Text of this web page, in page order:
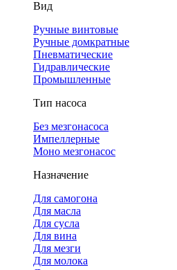
Вид
Ручные винтовые
Ручные домкратные
Пневматические
Гидравлические
Промышленные
Тип насоса
Без мезгонасоса
Импеллерные
Моно мезгонасос
Назначение
Для самогона
Для масла
Для сусла
Для вина
Для мезги
Для молока